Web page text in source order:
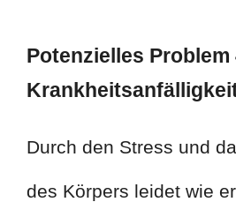
Potenzielles Problem
Durch den Stress und
des Körpers leidet wie